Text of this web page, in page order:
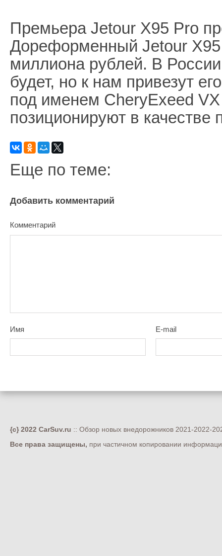
Премьера Jetour X95 Pro
Дореформенный Jetour X95
миллиона рублей. В
будет, но к нам привезут
под именем CheryExeed VX
позиционируют в качестве
Еще по теме:
Добавить комментарий
Комментарий
Имя E-mail
{c} 2022 CarSuv.ru :: Обзор новых внедорожников 2021-2022-
Все права защищены, при частичном копировании